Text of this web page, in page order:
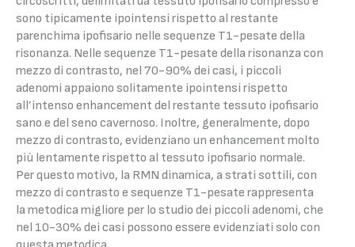
sono tipicamente ipointensi rispetto al restante
parenchima ipofisario nelle sequenze T1-pesate della
risonanza. Nelle sequenze T1-pesate della risonanza con
mezzo di contrasto, nel 70-90% dei casi, i piccoli
adenomi appaiono solitamente ipointensi rispetto
all’intenso enhancement del restante tessuto ipofisario
sano e del seno cavernoso. Inoltre, generalmente, dopo
mezzo di contrasto, evidenziano un enhancement molto
più lentamente rispetto al tessuto ipofisario normale.
Per questo motivo, la RMN dinamica, a strati sottili, con
mezzo di contrasto e sequenze T1-pesate rappresenta
la metodica migliore per lo studio dei piccoli adenomi, che
nel 10-30% dei casi possono essere evidenziati solo con